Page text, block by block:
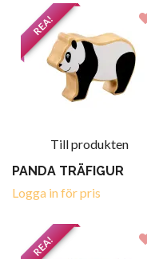
REA!
Till produkten
PANDA TRÄFIGUR
Logga in för pris
REA!